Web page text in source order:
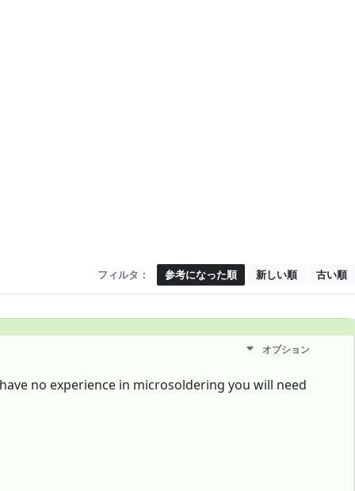
フィルタ： 参考になった順 新しい順 古い順
オプション
no experience in microsoldering you will need